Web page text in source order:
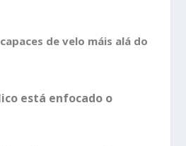
de velo máis alá do
está enfocado o